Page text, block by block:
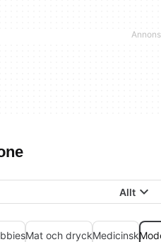
Allt
Mat och dryckMedicinsk